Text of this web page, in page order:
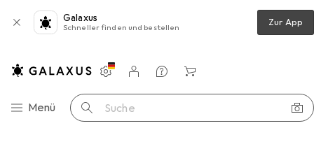
Galaxus
Schneller finden und bestellen Zur App
Navigation nach Kategorien
Menü Suche
Einstellungen
Kundenkonto
Vergleichslisten
Merklisten
Warenkorb